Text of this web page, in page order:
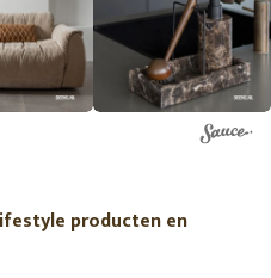
producten en